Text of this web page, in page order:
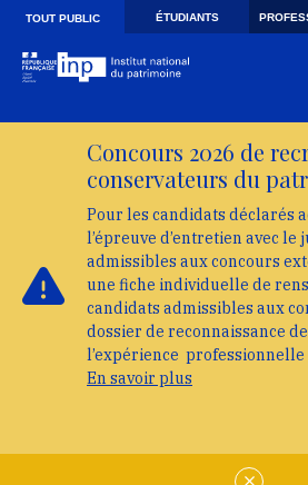
Skip to main navigation
Aller au contenu principal
TOUT PUBLIC ÉTUDIANTS
Concours 2026 de
conservateurs du
Pour les candidats déclarés
l’épreuve d’entretien avec le
admissibles aux concours
une fiche individuelle de
candidats admissibles aux
dossier de reconnaissance
l’expérience professionnelle
En savoir plus